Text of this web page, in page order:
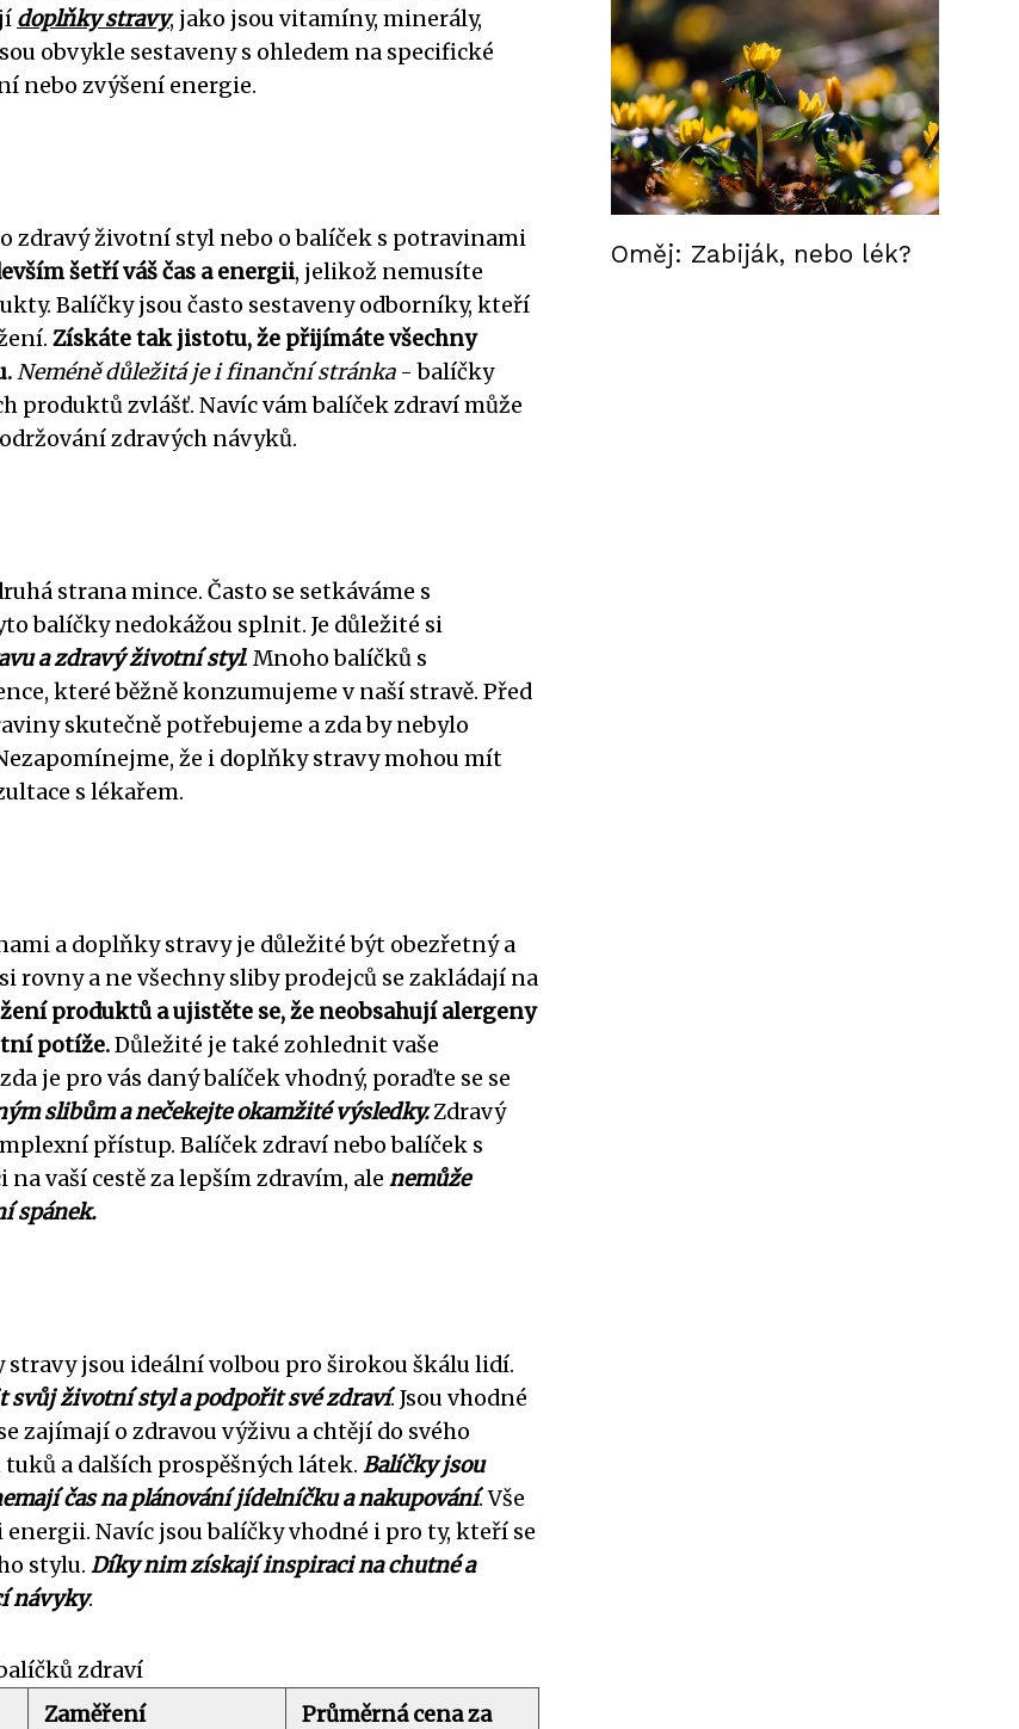
doplňky stravy, jako jsou vitamíny, minerály,
obvykle sestaveny s ohledem na specifické
nebo zvýšení energie.
zdravý životní styl nebo o balíček s potravinami
šetří váš čas a energii, jelikož nemusíte
Balíčky jsou často sestaveny odborníky, kteří
Získáte tak jistotu, že přijímáte všechny
Neméně důležitá je i finanční stránka- balíčky
produktů zvlášť. Navíc vám balíček zdraví může
zdravých návyků.
strana mince. Často se setkáváme s
balíčky nedokážou splnit. Je důležité si
a zdravý životní styl. Mnoho balíčků s
které běžně konzumujeme v naší stravě. Před
skutečně potřebujeme a zda by nebylo
že i doplňky stravy mohou mít
s lékařem.
a doplňky stravy je důležité být obezřetný a
rovny a ne všechny sliby prodejců se zakládají na
produktů a ujistěte se, že neobsahují alergeny
potíže.Důležité je také zohlednit vaše
je pro vás daný balíček vhodný, poraďte se se
slibům a nečekejte okamžité výsledky.Zdravý
přístup. Balíček zdraví nebo balíček s
vaší cestě za lepším zdravím, ale nemůže
spánek.
jsou ideální volbou pro širokou škálu lidí.
svůj životní styl a podpořit své zdraví. Jsou vhodné
zajímají o zdravou výživu a chtějí do svého
a dalších prospěšných látek. Balíčky jsou
čas na plánování jídelníčku a nakupování. Vše
Navíc jsou balíčky vhodné i pro ty, kteří se
stylu. Díky nim získají inspiraci na chutné a
návyky.
zdraví
Zaměření
Průměrná cena za
Oměj: Zabiják, nebo lék?